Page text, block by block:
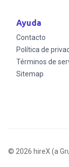
Ayuda
Contacto
Política de
Términos de
Sitemap
© 2026 hireX (a